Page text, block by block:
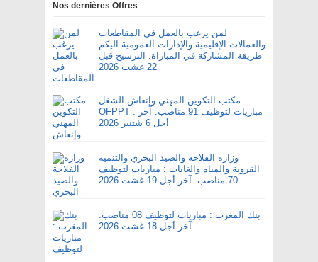
Nos dernières Offres
لمن يرغب بالعمل في المقاطعات
والعمالات الإقليمية والإدارات العمومية اليكم
طريقة المشاركة في المباراة. الترشيح قبل
22 غشت 2026
مكتب التكوين المهني وإنعاش الشغل
OFPPT : مباريات لتوظيف 91 مناصب. آخر
أجل 6 شتنبر 2026
وزارة الفلاحة والصيد البحري والتنمية
القروية والمياه والغابات : مباريات لتوظيف
70 مناصب. آخر أجل 19 غشت 2026
بنك المغرب : مباريات لتوظيف 08 مناصب.
آخر أجل 18 غشت 2026